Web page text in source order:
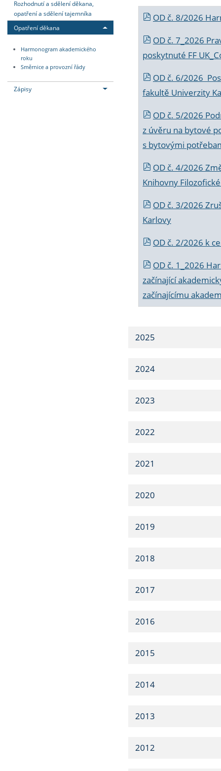
Rozhodnutí a sdělení děkana,
opatření a sdělení tajemníka
Opatření děkana
Harmonogram akademického
roku
Směrnice a provozní řády
Zápisy
OD č. 8/2026
OD č. 7_2026
poskytnuté FF
OD č. 6/2026
fakultě Univerzity
OD č. 5/2026
z úvěru na bytové
s bytovými
OD č. 4/2026
Knihovny
OD č. 3/2026
Karlovy
OD č. 2/2026 k
OD č. 1_2026
začínající
začínajícímu
2025
2024
2023
2022
2021
2020
2019
2018
2017
2016
2015
2014
2013
2012